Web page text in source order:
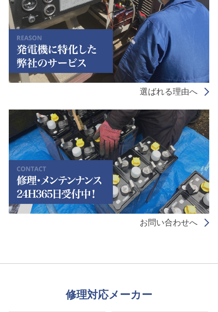
選ばれる理由へ
お問い合わせへ
修理対応メーカー